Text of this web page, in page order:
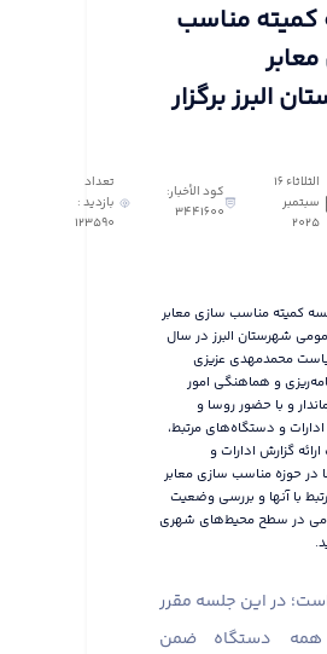
مناسب
البرز برگزار
الثلاثاء ١٦
سبتمبر
٢٠٢٥
كود الأخبار:
3441600
تعداد
بازدید :
123590
کمیته مناسب سازی معابر
شهرستان البرز در سال
به ریاست محمدمهدی عزیزی
و هماهنگی امور
و با حضور روسا و
ادارات و دستگاه‌های مرتبط،
گزارش ادارات و
در حوزه مناسب سازی معابر
با آنها و بررسی وضعیت
در سطح محیط‌های شهری
در این جلسه مقرر
همه دستگاه ضمن